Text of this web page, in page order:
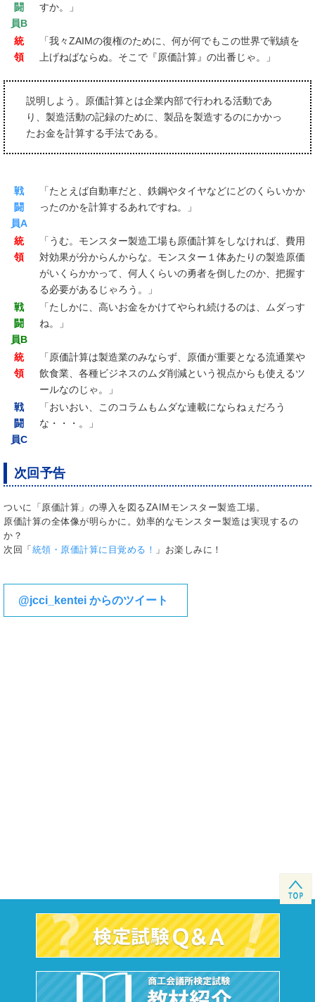
闘
員B
すか。」
統
領
「我々ZAIMの復権のために、何が何でもこの世界で戦績を
上げねばならぬ。そこで『原価計算』の出番じゃ。」
説明しよう。原価計算とは企業内部で行われる活動であ
り、製造活動の記録のために、製品を製造するのにかかっ
たお金を計算する手法である。
戦
闘
員A
「たとえば自動車だと、鉄鋼やタイヤなどにどのくらいかか
ったのかを計算するあれですね。」
統
領
「うむ。モンスター製造工場も原価計算をしなければ、費用
対効果が分からんからな。モンスター１体あたりの製造原価
がいくらかかって、何人くらいの勇者を倒したのか、把握す
る必要があるじゃろう。」
戦
闘
員B
「たしかに、高いお金をかけてやられ続けるのは、ムダっす
ね。」
統
領
「原価計算は製造業のみならず、原価が重要となる流通業や
飲食業、各種ビジネスのムダ削減という視点からも使えるツ
ールなのじゃ。」
戦
闘
員C
「おいおい、このコラムもムダな連載にならねぇだろう
な・・・。」
次回予告
ついに「原価計算」の導入を図るZAIMモンスター製造工場。
原価計算の全体像が明らかに。効率的なモンスター製造は実現するの
か？
次回「 統領・原価計算に目覚める！ 」お楽しみに！
@jcci_kentei からのツイート